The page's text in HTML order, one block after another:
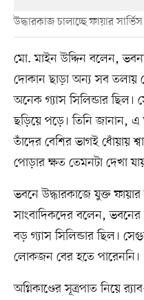
উদ্ধারকাজ চালাচ্ছে ফায়ার সার্ভিস
মো. মাইন উদ্দিন বলেন,
দোকান ছাড়া অন্য সব তলায়
অনেক গ্যাস সিলিন্ডার
ছড়িয়ে পড়ে। তিনি জানান, এ
তাঁদের বেশির ভাগই ধোঁয়ায়
পোড়ার ক্ষত তেমনটা দেখা
ভবনে উদ্ধারকাজে যুক্ত
সাংবাদিকদের বলেন,
বড় গ্যাস সিলিন্ডার ছিল।
লোকজন বের হতে পারেননি।
অগ্নিকাণ্ডের সূত্রপাত নিয়ে